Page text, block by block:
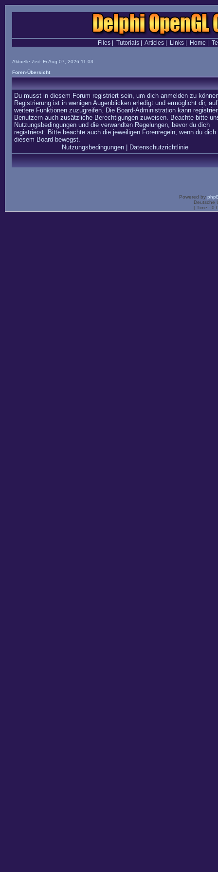
Files| Tutorials| Articles| Links| Home
Aktuelle Zeit: Fr Aug 07, 2026 11:03
Foren-Übersicht
Du musst in diesem Forum registriert sein, um dich anmelden zu
Registrierung ist in wenigen Augenblicken erledigt und ermöglicht dir, auf
weitere Funktionen zuzugreifen. Die Board-Administration kann
Benutzern auch zusätzliche Berechtigungen zuweisen. Beachte bitte
Nutzungsbedingungen und die verwandten Regelungen, bevor du dich
registrierst. Bitte beachte auch die jeweiligen Forenregeln, wenn du dich
diesem Board bewegst.
Nutzungsbedingungen| Datenschutzrichtlinie
Powered by
Deutsche
[ Time :